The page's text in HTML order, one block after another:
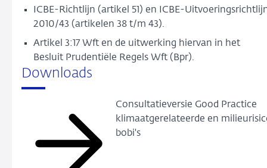
ICBE-Richtlijn (artikel 51) en ICBE-
2010/43 (artikelen 38 t/m 43).
Artikel 3:17 Wft en de uitwerking hiervan in het
Besluit Prudentiële Regels Wft (Bpr).
Downloads
Consultatieversie Good Practice
klimaatgerelateerde en
bobi's